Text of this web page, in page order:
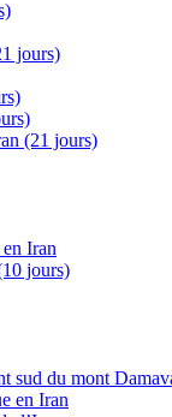
jours)
(21 jours)
Iran
jours)
sud du mont
en Iran